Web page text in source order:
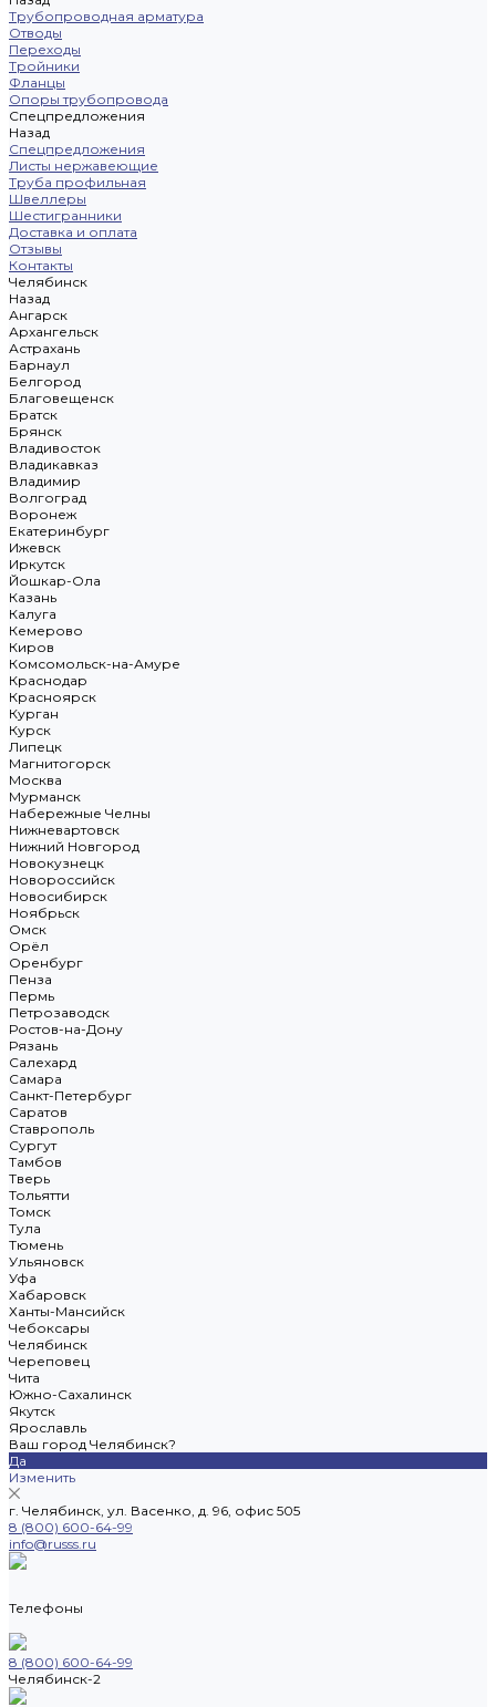
Трубопроводная арматура
Отводы
Переходы
Тройники
Фланцы
Опоры трубопровода
Спецпредложения
Назад
Спецпредложения
Листы нержавеющие
Труба профильная
Швеллеры
Шестигранники
Доставка и оплата
Отзывы
Контакты
Челябинск
Назад
Ангарск
Архангельск
Астрахань
Барнаул
Белгород
Благовещенск
Братск
Брянск
Владивосток
Владикавказ
Владимир
Волгоград
Воронеж
Екатеринбург
Ижевск
Иркутск
Йошкар-Ола
Казань
Калуга
Кемерово
Киров
Комсомольск-на-Амуре
Краснодар
Красноярск
Курган
Курск
Липецк
Магнитогорск
Москва
Мурманск
Набережные Челны
Нижневартовск
Нижний Новгород
Новокузнецк
Новороссийск
Новосибирск
Ноябрьск
Омск
Орёл
Оренбург
Пенза
Пермь
Петрозаводск
Ростов-на-Дону
Рязань
Салехард
Самара
Санкт-Петербург
Саратов
Ставрополь
Сургут
Тамбов
Тверь
Тольятти
Томск
Тула
Тюмень
Ульяновск
Уфа
Хабаровск
Ханты-Мансийск
Чебоксары
Челябинск
Череповец
Чита
Южно-Сахалинск
Якутск
Ярославль
Ваш город Челябинск?
Да
Изменить
г. Челябинск, ул. Васенко, д. 96, офис 505
8 (800) 600-64-99
info@russs.ru
Телефоны
8 (800) 600-64-99
Челябинск-2